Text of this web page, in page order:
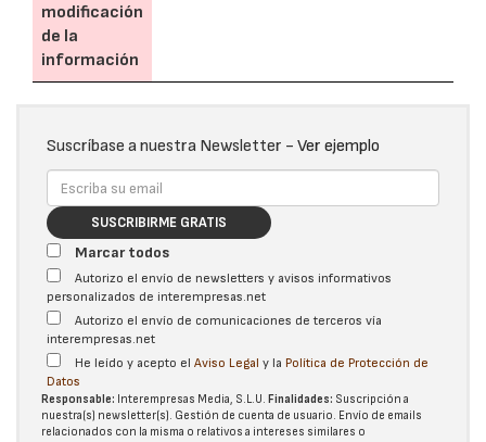
modificación
de la
información
Suscríbase a nuestra Newsletter - Ver ejemplo
SUSCRIBIRME GRATIS
Marcar todos
Autorizo el envío de newsletters y avisos informativos
personalizados de interempresas.net
Autorizo el envío de comunicaciones de terceros vía
interempresas.net
He leído y acepto el Aviso Legal y la Política de Protección de
Datos
Responsable: Interempresas Media, S.L.U. Finalidades: Suscripción a
nuestra(s) newsletter(s). Gestión de cuenta de usuario. Envío de emails
relacionados con la misma o relativos a intereses similares o